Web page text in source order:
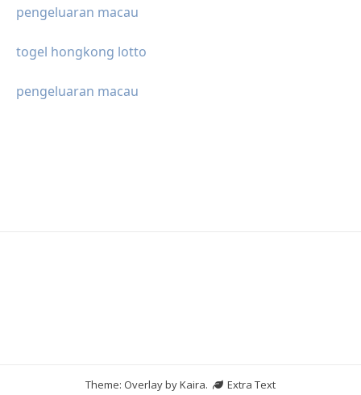
pengeluaran macau
togel hongkong lotto
pengeluaran macau
Theme: Overlay byKaira. Extra Text